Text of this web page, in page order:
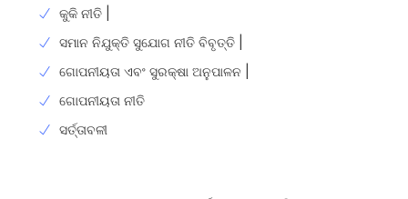
କୁକି ନୀତି |
ସମାନ ନିଯୁକ୍ତି ସୁଯୋଗ ନୀତି ବିବୃତ୍ତି |
ଗୋପନୀୟତା ଏବଂ ସୁରକ୍ଷା ଅନୁପାଳନ |
ଗୋପନୀୟତା ନୀତି
ସର୍ତ୍ତାବଳୀ